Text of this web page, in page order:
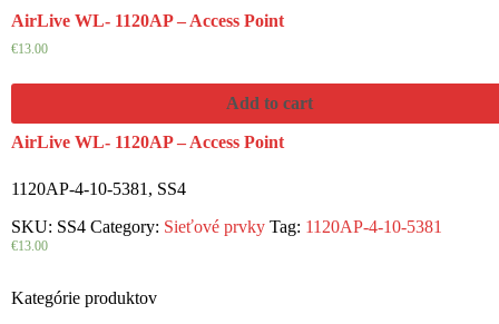
AirLive WL- 1120AP – Access Point
€13.00
Add to cart
AirLive WL- 1120AP – Access Point
1120AP-4-10-5381, SS4
SKU: SS4 Category: Sieťové prvky Tag: 1120AP-4-10-5381
€13.00
Kategórie produktov